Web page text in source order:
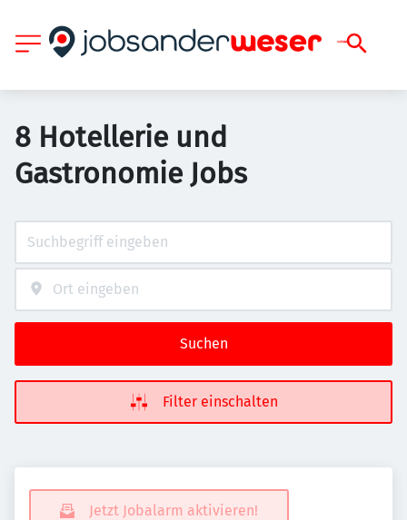
8 Hotellerie und
Gastronomie Jobs
Suchen
Filter einschalten
Jetzt Jobalarm aktivieren!